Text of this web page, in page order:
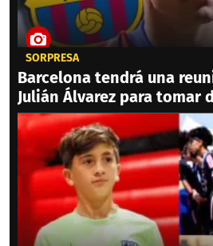
SORPRESA
Barcelona tendrá una
Julián Álvarez para tomar